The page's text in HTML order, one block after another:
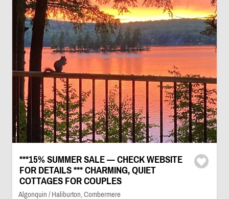
***15% SUMMER SALE — CHECK WEBSITE
FOR DETAILS *** CHARMING, QUIET
COTTAGES FOR COUPLES
Algonquin / Haliburton, Combermere